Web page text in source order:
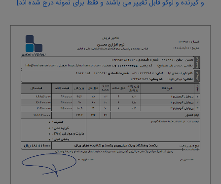
و گیرنده و لوگو قابل تغییر می باشند و فقط برای نمونه درج شده اند]